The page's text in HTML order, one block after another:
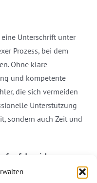
Unterschrift unter
Prozess, bei dem
Ohne klare
und kompetente
die sich vermeiden
Unterstützung
sondern auch Zeit und
auf der sicheren
uns beraten –